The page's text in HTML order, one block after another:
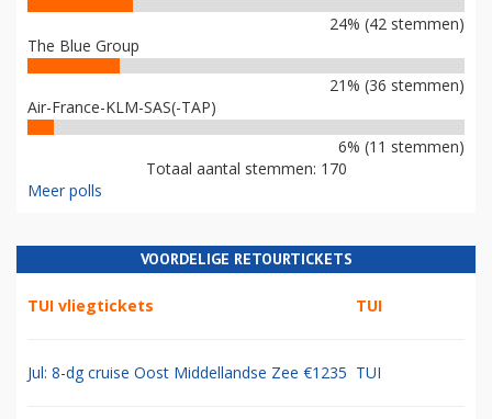
24% (42 stemmen)
The Blue Group
21% (36 stemmen)
Air-France-KLM-SAS(-TAP)
6% (11 stemmen)
Totaal aantal stemmen: 170
Meer polls
VOORDELIGE RETOURTICKETS
TUI vliegtickets TUI
Jul: 8-dg cruise Oost Middellandse Zee €1235 TUI